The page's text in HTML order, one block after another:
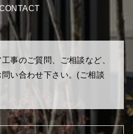
事のご質問、ご相談など、
い合わせ下さい。(ご相談